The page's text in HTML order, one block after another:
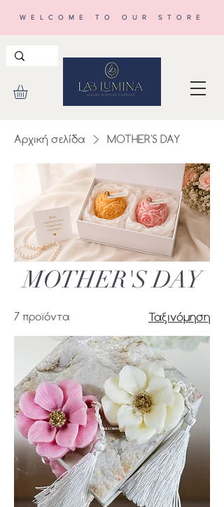
WELCOME TO OUR STORE
Αρχική σελίδα MOTHER'S DAY
MOTHER'S DAY
7 προϊόντα Ταξινόμηση